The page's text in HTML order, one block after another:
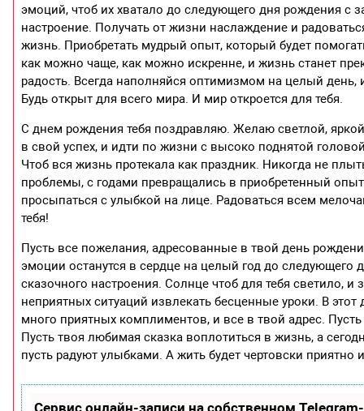
эмоций, чтоб их хватало до следующего дня рождения с
настроение. Получать от жизни наслаждение и
жизнь. Приобретать мудрый опыт, который будет
как можно чаще, как можно искренне, и жизнь станет
радость. Всегда наполняйся оптимизмом на целый день,
Будь открыт для всего мира. И мир откроется для тебя.
С днем рождения тебя поздравляю. Желаю светлой,
в свой успех, и идти по жизни с высоко поднятой
Чтоб вся жизнь протекала как праздник. Никогда не
проблемы, с годами превращались в приобретенный
просыпаться с улыбкой на лице. Радоваться всем
тебя!
Пусть все пожелания, адресованные в твой день
эмоции останутся в сердце на целый год до
сказочного настроения. Солнце чтоб для тебя светило,
неприятных ситуаций извлекать бесценные уроки. В
много приятных комплиментов, и все в твой адрес.
Пусть твоя любимая сказка воплотиться в жизнь, а
пусть радуют улыбками. А жить будет чертовски приятно
Сервис онлайн-записи на собственном